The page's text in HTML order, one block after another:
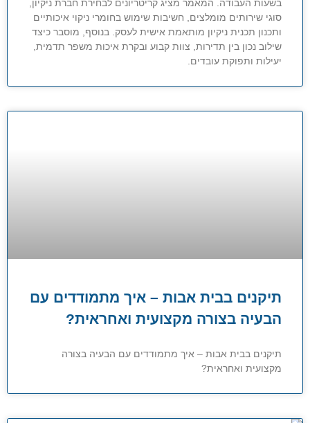
בשעות העבודה. המאמר מציג קריטריונים לבחירת חברת ניקיון,
סוגי שירותים מומלצים, חשיבות שימוש בחומרי ניקוי איכותיים
ותכנון תכנית ניקיון מותאמת אישית לעסק. בנוסף, מוסבר כיצד
שילוב נכון בין תדירות, צוות קבוע ובקרת איכות משפר תדמית,
יעילות ותפוקת עובדים.
תיקנים בבית אבות – איך מתמודדים עם
הבעיה בצורה מקצועית ואחראית?
תיקנים בבית אבות – איך מתמודדים עם הבעיה בצורה
מקצועית ואחראית?